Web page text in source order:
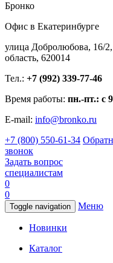
Бронко
Офис в Екатеринбурге
улица Добролюбова, 16/
область, 620014
Тел.: +7 (992) 339-77-46
Время работы: пн.-пт.: с
E-mail: info@bronko.ru
+7 (800) 550-61-34
звонок
Задать вопрос
специалистам
0
0
Toggle navigation Меню
Новинки
Каталог